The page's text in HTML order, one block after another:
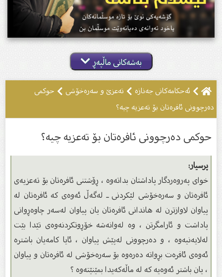
بەشەکانی ماڵپەڕ
ئه‌حكامه‌كانى جه‌نازه‌ تەعزێ و سەرەخۆشى
حوكمی
دەرچوونی ئافرەتان بۆ تەعزیە چیە؟
حوكمی دەرچوونی ئافرەتان بۆ تەعزیە چیە؟
پرسیار:
خوای پەروەردگار پاداشتان بداتەوە ، ڕۆشتنی ئافرەتان بۆ تەعزیەی
ئافرەتان و سەرەخۆشی لێكردنی ـ لەگەڵ ئەوەی كە ئافرەتان لە
پیاوان لاوازترن لە هاندانی ئافرەتان یان پیاوان لەسەر چاوەڕوانی
پاداشت و ئارامگرتن ، وە لەوانەشە خۆڕوتكردنەوەی تێدا بێت
لەلایەنیەوە ، و دەرچوونی لەپێش پیاوان ، ئایا كامەیان باشترە
ئەوەی ئافرەت بڕواتە دەرەوە بۆ سەرەخۆشی لە ئافرەتان و پیاوان
، یان باشتر ئەوەیە كە لە ماڵەكەیدا بمێنێتەوە ؟